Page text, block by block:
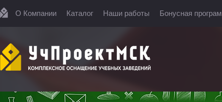
О Компании Каталог Наши работы Бонусная